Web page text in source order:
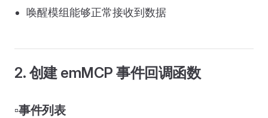
唤醒模组能够正常接收到数据
2. 创建 emMCP 事件回调函数
▫️事件列表